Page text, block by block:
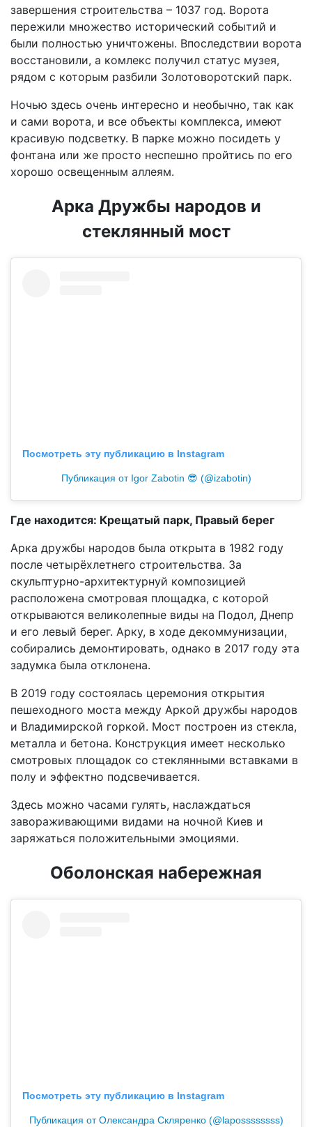
завершения строительства – 1037 год. Ворота
пережили множество исторический событий и
были полностью уничтожены. Впоследствии ворота
восстановили, а комлекс получил статус музея,
рядом с которым разбили Золотоворотский парк.
Ночью здесь очень интересно и необычно, так как
и сами ворота, и все объекты комплекса, имеют
красивую подсветку. В парке можно посидеть у
фонтана или же просто неспешно пройтись по его
хорошо освещенным аллеям.
Арка Дружбы народов и
стеклянный мост
Посмотреть эту публикацию в Instagram
Публикация от Igor Zabotin 😎 (@izabotin)
Где находится: Крещатый парк, Правый берег
Арка дружбы народов была открыта в 1982 году
после четырёхлетнего строительства. За
скульптурно-архитектурнуй композицией
расположена смотровая площадка, с которой
открываются великолепные виды на Подол, Днепр
и его левый берег. Арку, в ходе декоммунизации,
собирались демонтировать, однако в 2017 году эта
задумка была отклонена.
В 2019 году состоялась церемония открытия
пешеходного моста между Аркой дружбы народов
и Владимирской горкой. Мост построен из стекла,
металла и бетона. Конструкция имеет несколько
смотровых площадок со стеклянными вставками в
полу и эффектно подсвечивается.
Здесь можно часами гулять, наслаждаться
завораживающими видами на ночной Киев и
заряжаться положительными эмоциями.
Оболонская набережная
Посмотреть эту публикацию в Instagram
Публикация от Олександра Скляренко (@lapossssssss)